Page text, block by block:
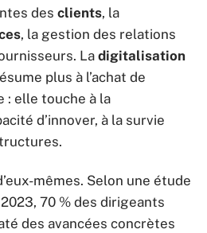
des clients, la
, la gestion des relations
La digitalisation
plus à l’achat de
: elle touche à la
d’innover, à la survie
mêmes. Selon une étude
70 % des dirigeants
des avancées concrètes